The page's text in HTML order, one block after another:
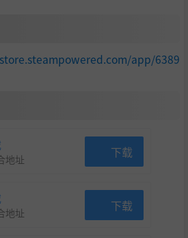
app/6389
地址 下载
地址 下载